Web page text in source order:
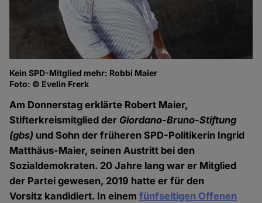
Kein SPD-Mitglied mehr: Robbi Maier
Foto: © Evelin Frerk
Am Donnerstag erklärte Robert Maier,
Stifterkreismitglied der Giordano-Bruno-Stiftung
(gbs) und Sohn der früheren SPD-Politikerin Ingrid
Matthäus-Maier, seinen Austritt bei den
Sozialdemokraten. 20 Jahre lang war er Mitglied
der Partei gewesen, 2019 hatte er für den
Vorsitz kandidiert. In einemfünfseitigen Offenen